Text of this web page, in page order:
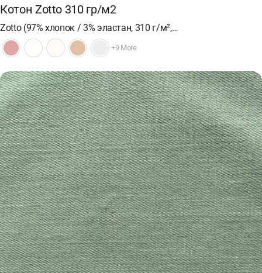
Котон Zotto 310 гр/м2
Zotto (97% хлопок / 3% эластан, 310 г/м²,…
+9 More